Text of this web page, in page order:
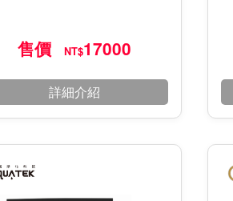
售價 NT$17000
詳細介紹